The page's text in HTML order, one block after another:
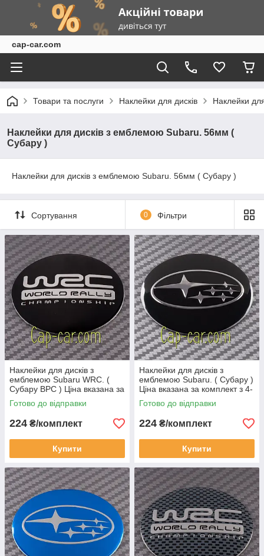
cap-car.com
Товари та послуги Наклейки для дисків Наклейки
Наклейки для дисків з емблемою Subaru. 56мм (
Субару )
Наклейки для дисків з емблемою Subaru. 56мм ( Субару )
Сортування 0 Фільтри
Наклейки для дисків з
емблемою Subaru WRC. (
Субару ВРС ) Ціна вказана за
комплект з 4-х штук
Готово до відправки
224 ₴/комплект
Купити
Наклейки для дисків з
емблемою Subaru. ( Субару )
Ціна вказана за комплект з 4-
х штук
Готово до відправки
224 ₴/комплект
Купити